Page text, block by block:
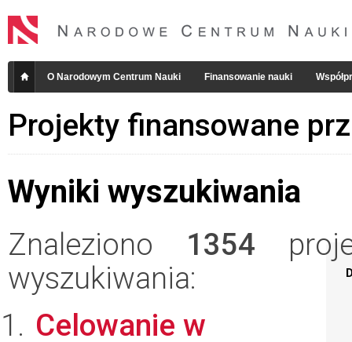
O Narodowym Centrum Nauki Finansowanie nauki
Projekty finansowane
Wyniki wyszukiwania
Znaleziono 1354
wyszukiwania:
Celowanie w